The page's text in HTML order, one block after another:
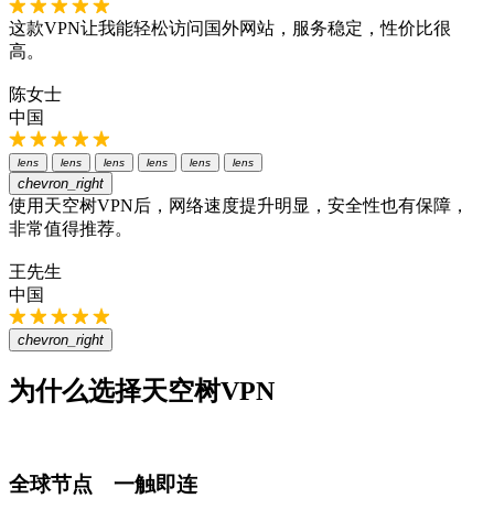
这款VPN让我能轻松访问国外网站，服务稳定，性价比很
高。
陈女士
中国
lens lens lens lens lens lens
chevron_right
使用天空树VPN后，网络速度提升明显，安全性也有保障，
非常值得推荐。
王先生
中国
chevron_right
为什么选择天空树VPN
全球节点 一触即连